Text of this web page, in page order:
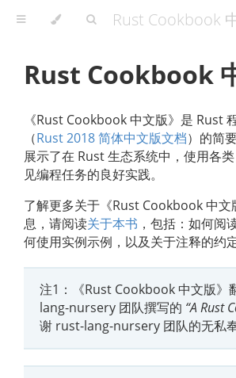
Rust Cookbook
《Rust Cookbook 中文版》是 Rust
（Rust 2018 简体中文版文档）的简
展示了在 Rust 生态系统中，使用各
见编程任务的良好实践。
了解更多关于《Rust Cookbook 中文
息，请阅读关于本书 ，包括：如何阅
何使用实例示例，以及关于注释的约定
注1：《Rust Cookbook 中文版》
lang-nursery 团队撰写的 “A Rust
谢 rust-lang-nursery 团队的无私